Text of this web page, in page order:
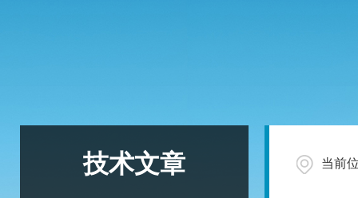
技术文章 当前